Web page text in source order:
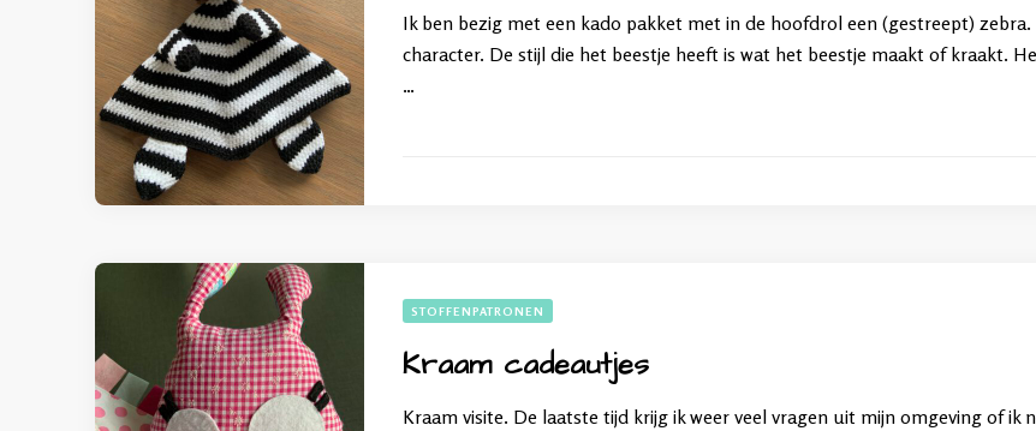
Ik ben bezig met een kado pakket met in de hoofdrol een (gestreept)
character. De stijl die het beestje heeft is wat het beestje maakt of kraakt.
…
STOFFENPATRONEN
Kraam cadeautjes
Kraam visite. De laatste tijd krijg ik weer veel vragen uit mijn omgeving of ik